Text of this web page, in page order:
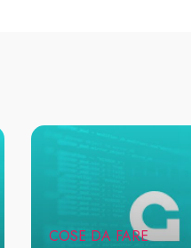
COSE DA FARE